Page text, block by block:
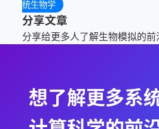
统生物学
分享文章
分享给更多人了解生物模拟的前
想了解更多系